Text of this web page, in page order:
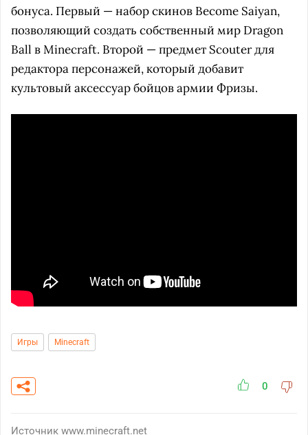
бонуса. Первый — набор скинов Become Saiyan,
позволяющий создать собственный мир Dragon
Ball в Minecraft. Второй — предмет Scouter для
редактора персонажей, который добавит
культовый аксессуар бойцов армии Фризы.
Игры Minecraft
0
Источник www.minecraft.net